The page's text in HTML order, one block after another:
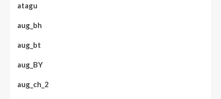
atagu
aug_bh
aug_bt
aug_BY
aug_ch_2